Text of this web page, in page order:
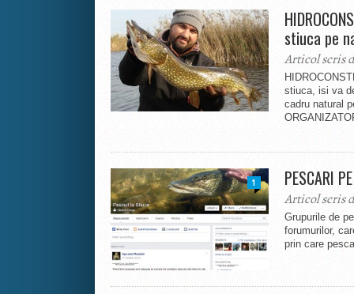
stiuca pe
Articol scris
stiuca, isi va
cadru natural
1 PESCARI
Articol scris
Grupurile de
forumurilor,
prin care